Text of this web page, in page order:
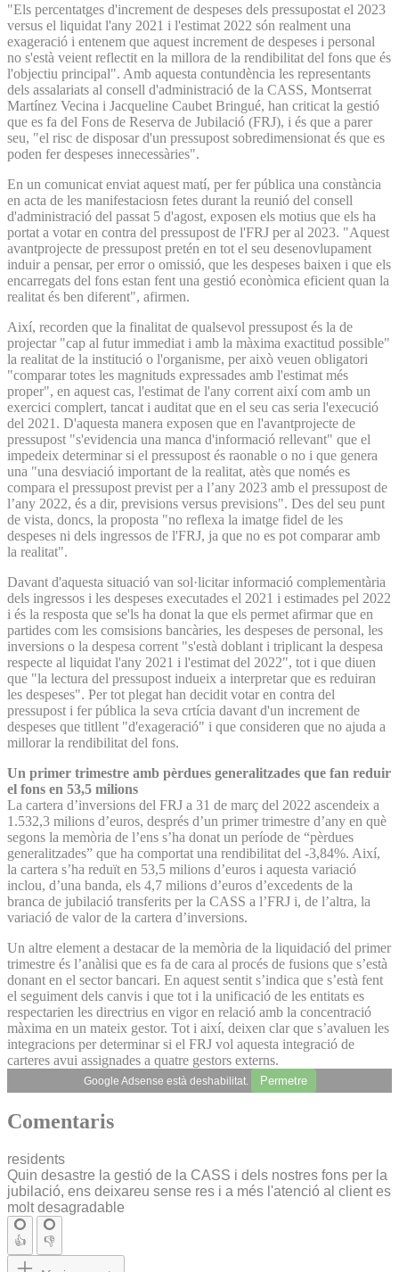
"Els percentatges d'increment de despeses dels pressupostat el 2023
versus el liquidat l'any 2021 i l'estimat 2022 són realment una
exageració i entenem que aquest increment de despeses i personal
no s'està veient reflectit en la millora de la rendibilitat del fons que és
l'objectiu principal". Amb aquesta contundència les representants
dels assalariats al consell d'administració de la CASS, Montserrat
Martínez Vecina i Jacqueline Caubet Bringué, han criticat la gestió
que es fa del Fons de Reserva de Jubilació (FRJ), i és que a parer
seu, "el risc de disposar d'un pressupost sobredimensionat és que es
poden fer despeses innecessàries".
En un comunicat enviat aquest matí, per fer pública una constància
en acta de les manifestaciosn fetes durant la reunió del consell
d'administració del passat 5 d'agost, exposen els motius que els ha
portat a votar en contra del pressupost de l'FRJ per al 2023. "Aquest
avantprojecte de pressupost pretén en tot el seu desenovlupament
induir a pensar, per error o omissió, que les despeses baixen i que els
encarregats del fons estan fent una gestió econòmica eficient quan la
realitat és ben diferent", afirmen.
Així, recorden que la finalitat de qualsevol pressupost és la de
projectar "cap al futur immediat i amb la màxima exactitud possible"
la realitat de la institució o l'organisme, per això veuen obligatori
"comparar totes les magnituds expressades amb l'estimat més
proper", en aquest cas, l'estimat de l'any corrent així com amb un
exercici complert, tancat i auditat que en el seu cas seria l'execució
del 2021. D'aquesta manera exposen que en l'avantprojecte de
pressupost "s'evidencia una manca d'informació rellevant" que el
impedeix determinar si el pressupost és raonable o no i que genera
una "una desviació important de la realitat, atès que només es
compara el pressupost previst per a l’any 2023 amb el pressupost de
l’any 2022, és a dir, previsions versus previsions". Des del seu punt
de vista, doncs, la proposta "no reflexa la imatge fidel de les
despeses ni dels ingressos de l'FRJ, ja que no es pot comparar amb
la realitat".
Davant d'aquesta situació van sol·licitar informació complementària
dels ingressos i les despeses executades el 2021 i estimades pel 2022
i és la resposta que se'ls ha donat la que els permet afirmar que en
partides com les comsisions bancàries, les despeses de personal, les
inversions o la despesa corrent "s'està doblant i triplicant la despesa
respecte al liquidat l'any 2021 i l'estimat del 2022", tot i que diuen
que "la lectura del pressupost indueix a interpretar que es reduiran
les despeses". Per tot plegat han decidit votar en contra del
pressupost i fer pública la seva crtícia davant d'un increment de
despeses que titllent "d'exageració" i que consideren que no ajuda a
millorar la rendibilitat del fons.
Un primer trimestre amb pèrdues generalitzades que fan reduir
el fons en 53,5 milions
La cartera d’inversions del FRJ a 31 de març del 2022 ascendeix a
1.532,3 milions d’euros, després d’un primer trimestre d’any en què
segons la memòria de l’ens s’ha donat un període de “pèrdues
generalitzades” que ha comportat una rendibilitat del -3,84%. Així,
la cartera s’ha reduït en 53,5 milions d’euros i aquesta variació
inclou, d’una banda, els 4,7 milions d’euros d’excedents de la
branca de jubilació transferits per la CASS a l’FRJ i, de l’altra, la
variació de valor de la cartera d’inversions.
Un altre element a destacar de la memòria de la liquidació del primer
trimestre és l’anàlisi que es fa de cara al procés de fusions que s’està
donant en el sector bancari. En aquest sentit s’indica que s’està fent
el seguiment dels canvis i que tot i la unificació de les entitats es
respectarien les directrius en vigor en relació amb la concentració
màxima en un mateix gestor. Tot i així, deixen clar que s’avaluen les
integracions per determinar si el FRJ vol aquesta integració de
carteres avui assignades a quatre gestors externs.
Google Adsense està deshabilitat. Permetre
Comentaris
residents
Quin desastre la gestió de la CASS i dels nostres fons per la
jubilació, ens deixareu sense res i a més l'atenció al client es
molt desagradable
👍 👎